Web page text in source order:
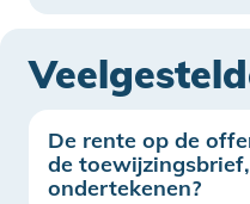
De rente op de
de
ondertekenen?